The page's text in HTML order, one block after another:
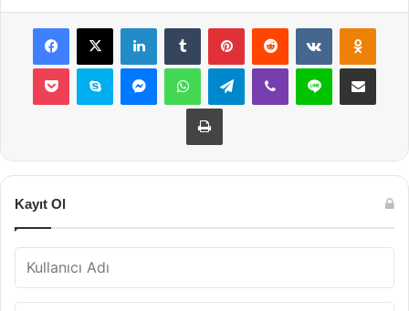
Facebook
X LinkedInTumblr PinterestReddit VKontakte
Pocket Skype MessengerWhatsAppTelegramViber Line E-Posta ile
Yazdır
Kayıt Ol